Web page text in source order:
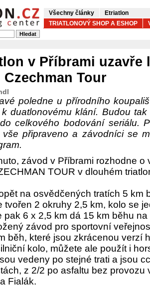
Všechny články
Etriatlon
TRIATLONOVÝ SHOP A ESHOP
v Příbrami uzavře
Tour
poledne u přírodního
duatlonovému klání. Budou
celkového bodování seriálu.
připraveno a závodníci se
závod v Příbrami rozhodne o
TOUR v dlouhém
na osvědčených tratích 5 km
tvořen 2 okruhy 2,5 km, kolo se
pak 6 x 2,5 km dá 15 km běhu
závod pro sportovní
běh, které jsou zkrácenou verzí
kolo, můžete ale použít i
vedeny po stejné trati a jsou
z 2/2 po asfaltu bez provozu
Fialák.